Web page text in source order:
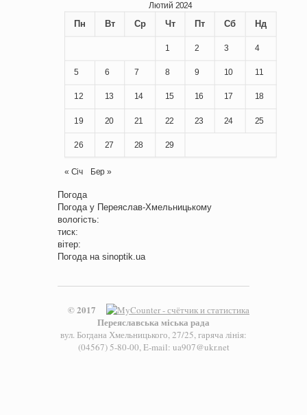
Лютий 2024
Пн Вт Ср Чт Пт Сб Нд
1 2 3 4
5 6 7 8 9 10 11
12 13 14 15 16 17 18
19 20 21 22 23 24 25
26 27 28 29
« Січ Бер »
Погода
Погода у Переяслав-Хмельницькому
вологість:
тиск:
вітер:
Погода на sinoptik.ua
© 2017
Переяславська міська рада
вул. Богдана Хмельницького, 27/25, гаряча лінія:
(04567) 5-80-00, E-mail: ua907@ukr.net